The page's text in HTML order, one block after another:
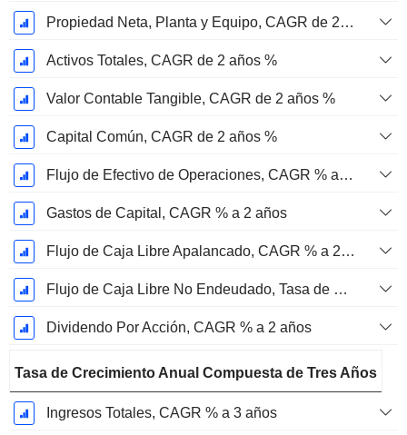
Propiedad Neta, Planta y Equipo, CAGR de 2 años %
Activos Totales, CAGR de 2 años %
Valor Contable Tangible, CAGR de 2 años %
Capital Común, CAGR de 2 años %
Flujo de Efectivo de Operaciones, CAGR % a 2 años
Gastos de Capital, CAGR % a 2 años
Flujo de Caja Libre Apalancado, CAGR % a 2 años
Flujo de Caja Libre No Endeudado, Tasa de Crecimiento Anual Compuesta de 2 Años %
Dividendo Por Acción, CAGR % a 2 años
Tasa de Crecimiento Anual Compuesta de Tres Años
Ingresos Totales, CAGR % a 3 años